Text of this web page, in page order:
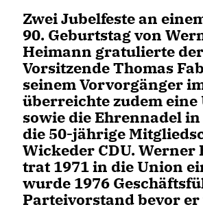
Zwei Jubelfeste an
90. Geburtstag von
Heimann gratulierte
Vorsitzende Thomas
seinem Vorvorgänger
überreichte zudem
sowie die Ehrennadel
die 50-jährige
Wickeder CDU. Werner
trat 1971 in die Union
wurde 1976
Parteivorstand bevor er